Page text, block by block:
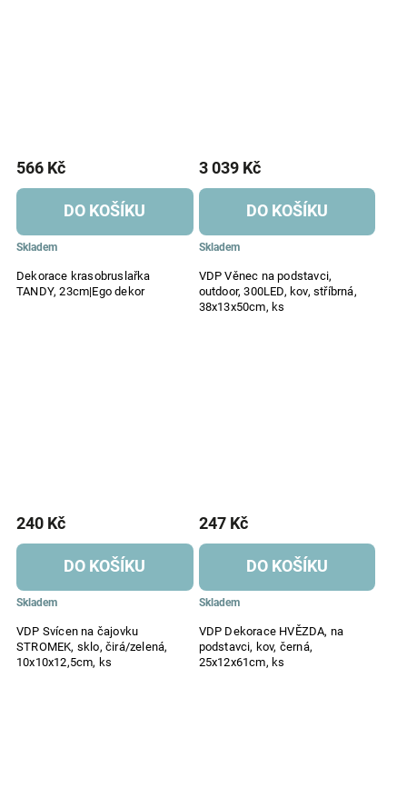
Dekorace krasobruslařka
TANDY, 23cm|Ego dekor
Skladem
566 Kč
DO KOŠÍKU
VDP Věnec na podstavci,
outdoor, 300LED, kov, stříbrná,
38x13x50cm, ks
Skladem
3 039 Kč
DO KOŠÍKU
VDP Svícen na čajovku
STROMEK, sklo, čirá/zelená,
10x10x12,5cm, ks
Skladem
240 Kč
DO KOŠÍKU
VDP Dekorace HVĚZDA, na
podstavci, kov, černá,
25x12x61cm, ks
Skladem
247 Kč
DO KOŠÍKU